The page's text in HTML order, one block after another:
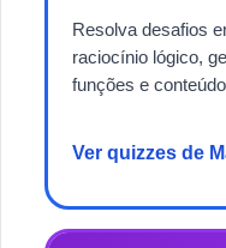
Resolva desafios
raciocínio lógico,
funções e
Ver quizzes de